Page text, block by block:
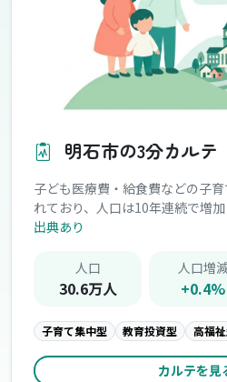
明石市の3分カルテ
子ども医療費・給食費などの子
れており、人口は10年連続で増加
出典あり
人口
30.6万人
人口増
+0.4%
子育て集中型 教育投資型 高福
カルテを見